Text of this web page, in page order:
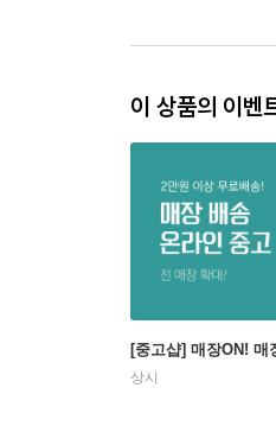
이 상품의 이벤
[중고샵] 매장ON! 매
상시